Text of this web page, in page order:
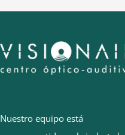
Nuestro equipo está